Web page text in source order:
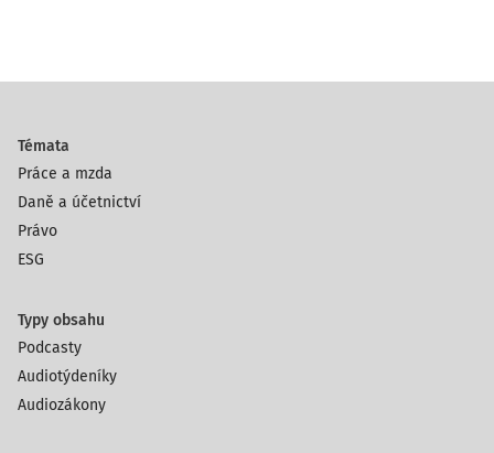
Témata
Práce a mzda
Daně a účetnictví
Právo
ESG
Typy obsahu
Podcasty
Audiotýdeníky
Audiozákony